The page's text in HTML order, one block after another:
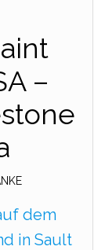
–
dem
in Sault